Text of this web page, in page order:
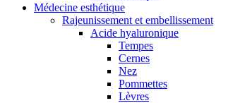
Médecine esthétique
Rajeunissement et embellissement
Acide hyaluronique
Tempes
Cernes
Nez
Pommettes
Lèvres